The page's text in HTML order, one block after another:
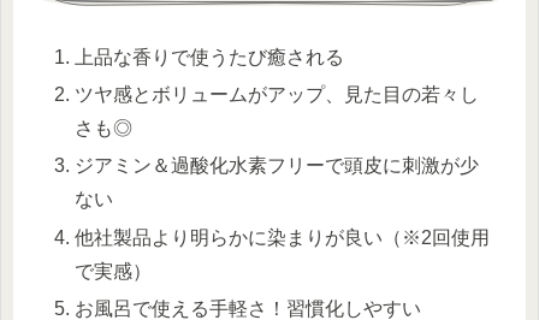
上品な香りで使うたび癒される
ツヤ感とボリュームがアップ、見た目の若々し
さも◎
ジアミン＆過酸化水素フリーで頭皮に刺激が少
ない
他社製品より明らかに染まりが良い（※2回使用
で実感）
お風呂で使える手軽さ！習慣化しやすい